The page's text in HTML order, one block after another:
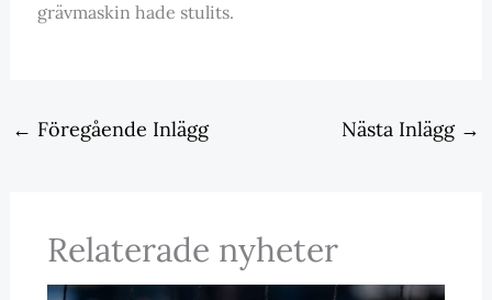
grävmaskin hade stulits.
← Föregående Inlägg Nästa Inlägg →
Relaterade nyheter